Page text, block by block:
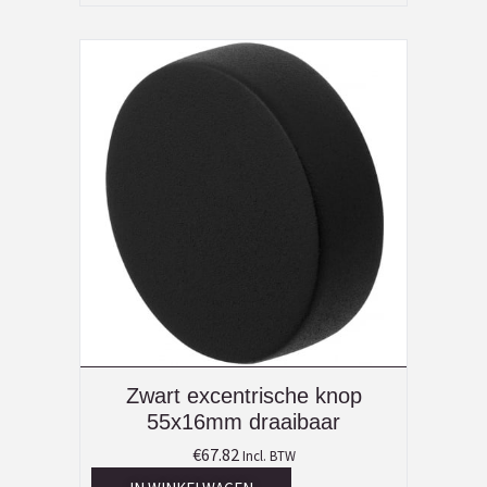
Zwart excentrische knop
55x16mm draaibaar
€67.82 Incl. BTW